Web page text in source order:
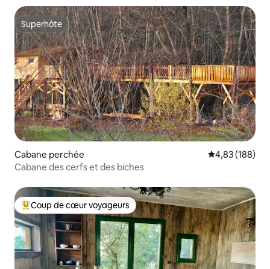
Superhôte
Superhôte
Cabane perchée Évaluation
4,83 (188)
Cabane des cerfs et des biches
Coups de cœur voyageurs les plus appréciés
Coup de cœur voyageurs